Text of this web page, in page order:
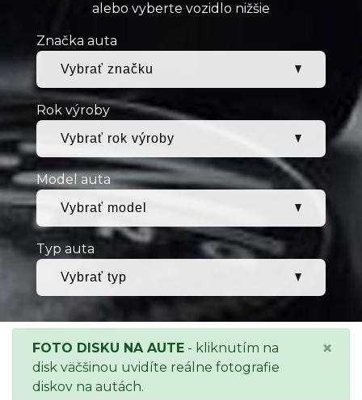
alebo vyberte vozidlo nižšie
Značka auta
Rok výroby
Model auta
Typ auta
FOTO DISKU NA AUTE - kliknutím na
disk väčšinou uvidíte reálne fotografie
diskov na autách.
×